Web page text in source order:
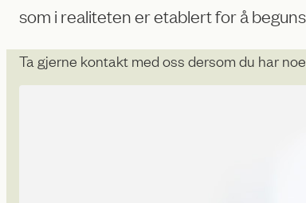
som i realiteten er etablert for å
Ta gjerne kontakt med oss dersom du har